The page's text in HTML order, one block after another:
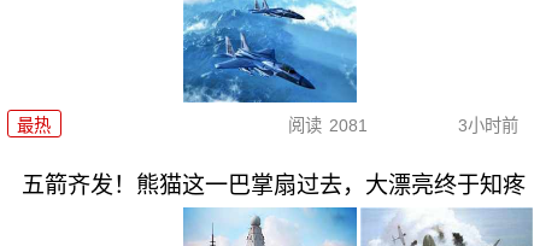
最热 阅读 2081 3小时前
五箭齐发！熊猫这一巴掌扇过去，大漂亮终于知疼